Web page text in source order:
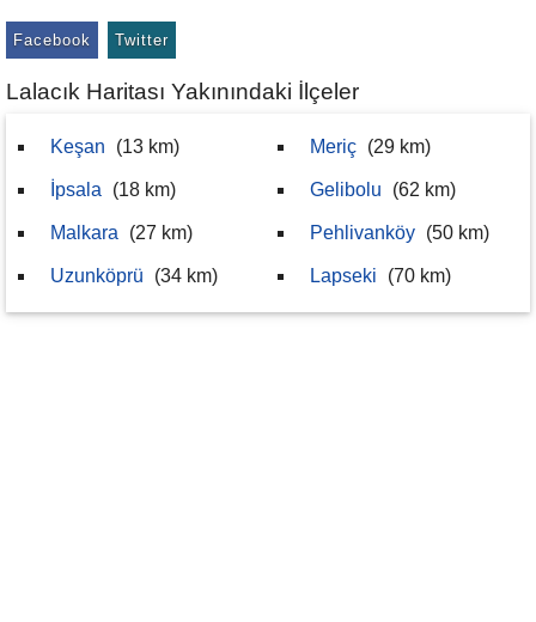
Facebook Twitter
Lalacık Haritası Yakınındaki İlçeler
Keşan (13 km)
İpsala (18 km)
Malkara (27 km)
Uzunköprü (34 km)
Meriç (29 km)
Gelibolu (62 km)
Pehlivanköy (50 km)
Lapseki (70 km)